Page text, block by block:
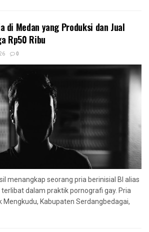
di Medan yang Produksi dan Jual
Rp50 Ribu
0
menangkap seorang pria berinisial BI alias
dalam praktik pornografi gay. Pria
Mengkudu, Kabupaten Serdangbedagai,